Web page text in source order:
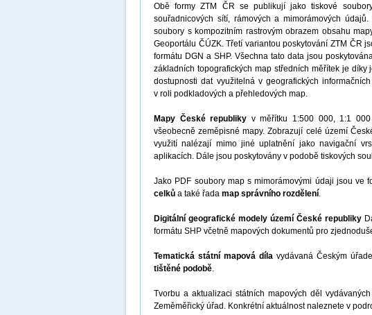
Obě formy ZTM ČR se publikují jako tiskové
souřadnicových sítí, rámových a mimorámových
soubory s kompozitním rastrovým obrazem obsahu
Geoportálu ČÚZK. Třetí variantou poskytování ZTM ČR
formátu DGN a SHP. Všechna tato data jsou
základních topografických map středních měřítek je
dostupnosti dat využitelná v geografických
v roli podkladových a přehledových map.
Mapy České republiky v měřítku 1:500 000, 1:1
všeobecně zeměpisné mapy. Zobrazují celé území
využití nalézají mimo jiné uplatnění jako navigační
aplikacích. Dále jsou poskytovány v podobě tiskových
Jako PDF soubory map s mimorámovými údaji jsou ve
celků a také řada map správního rozdělení.
Digitální geografické modely území České republiky
formátu SHP včetně mapových dokumentů pro
Tematická státní mapová dílavydávaná Českým
tištěné podobě.
Tvorbu a aktualizaci státních mapových děl
Zeměměřický úřad. Konkrétní aktuálnost naleznete v